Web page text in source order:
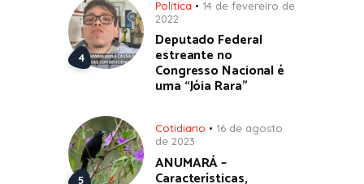
Política
14 de fevereiro de
2022
Deputado Federal
estreante no
Congresso Nacional é
uma “Jóia Rara”
Cotidiano
16 de agosto
de 2023
ANUMARÁ –
Características,